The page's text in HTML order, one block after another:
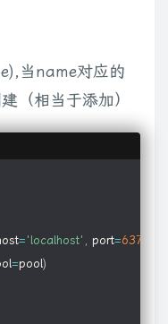
当name对应的
（相当于添加）
= 'localhost' , port=6379
=pool)